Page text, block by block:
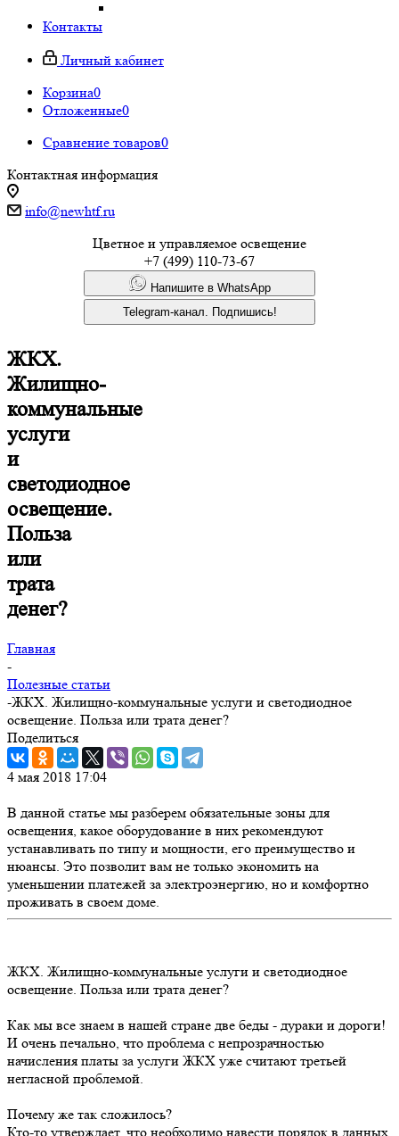
Контакты
Личный кабинет
Корзина0
Отложенные0
Сравнение товаров0
Контактная информация
info@newhtf.ru
Цветное и управляемое освещение
+7 (499) 110-73-67
Напишите в WhatsApp
Telegram-канал. Подпишись!
ЖКХ.
Жилищно-
коммунальные
услуги
и
светодиодное
освещение.
Польза
или
трата
денег?
Главная
-
Полезные статьи
-ЖКХ. Жилищно-коммунальные услуги и светодиодное
освещение. Польза или трата денег?
Поделиться
4 мая 2018 17:04
В данной статье мы разберем обязательные зоны для
освещения, какое оборудование в них рекомендуют
устанавливать по типу и мощности, его преимущество и
нюансы. Это позволит вам не только экономить на
уменьшении платежей за электроэнергию, но и комфортно
проживать в своем доме.
ЖКХ. Жилищно-коммунальные услуги и светодиодное
освещение. Польза или трата денег?
Как мы все знаем в нашей стране две беды - дураки и дороги!
И очень печально, что проблема с непрозрачностью
начисления платы за услуги ЖКХ уже считают третьей
негласной проблемой.
Почему же так сложилось?
Кто-то утверждает, что необходимо навести порядок в данных